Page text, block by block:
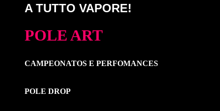
A TUTTO VAPORE!
POLE ART
CAMPEONATOS E PERFOMANCES
POLE DROP